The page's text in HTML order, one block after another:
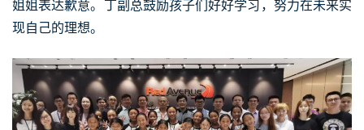
姐姐表达歉意。丁副总鼓励孩子们好好学习，努力在未来实
现自己的理想。